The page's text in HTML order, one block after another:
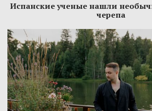
Испанские ученые нашли
черепа